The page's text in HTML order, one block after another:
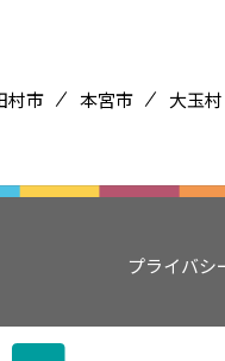
村市 本宮市 大玉村
プライバシ